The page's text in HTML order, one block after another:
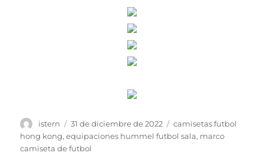
Autor
istern
Publicado
el
31 de diciembre de 2022 Etiquetas
camisetas futbol
hong kong,equipaciones hummel futbol sala, marco
camiseta de futbol